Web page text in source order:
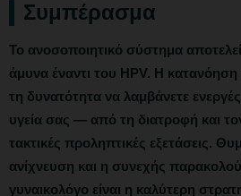
Συμπέρασμα
Το ανοσοποιητικό σύστημα
άμυνα έναντι του HPV. Η κατανόηση
τη δυνατότητα να λαμβάνετε
υγεία σας — από τη διατροφή και
τακτικές προληπτικές εξετάσεις.
ανίχνευση και η συνεχής
γυναικολόγο είναι η καλύτερη